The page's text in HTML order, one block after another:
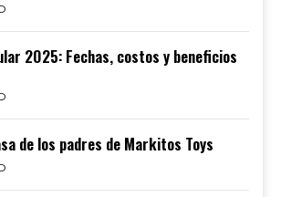
2025: Fechas, costos y beneficios
de los padres de Markitos Toys